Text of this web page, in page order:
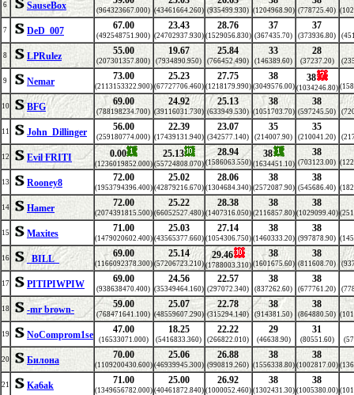
6 SauseBox (964323667.000) (43461664.260) (935499.930) (1204968.90) (778725.40)
7 DeD_007 67.00
(492548751.900)
23.43
(24702937.930)
28.76
(1529056.830)
37
(367435.70)
37
(373936.80)
8 LPRulez 55.00
(207301357.800)
19.67
(7934890.950)
25.84
(766452.490)
33
(146389.60)
28
(37237.20)
9 Nemar 73.00
(2113153322.900)
25.23
(67727706.460)
27.75
(1218179.990)
38
(3049576.00)
38
(1034246.80)
10 BFG 69.00
(788198234.700)
24.92
(39116031.730)
25.13
(633949.530)
38
(1051703.70)
38
(597245.50)
11 John_Dillinger 56.00
(259180774.000)
22.39
(17439131.940)
23.07
(342577.140)
35
(214007.90)
35
(210041.20)
12 Evil FRITI 0.00
(1236019852.000)
25.13
(55724808.070)
28.94
(1586063.550)
38
(1634451.10)
38
(703123.00)
13 Rooney8 72.00
(1953794396.400)
25.02
(42879216.670)
28.06
(1304684.340)
38
(2572087.90)
38
(545686.40)
14 Hamer 72.00
(2074391815.500)
25.22
(66052527.480)
28.38
(1407316.050)
38
(2116857.80)
38
(1029099.40)
15 Maxites 71.00
(1479020602.400)
25.03
(43565377.660)
27.14
(1054306.750)
38
(1460333.20)
38
(997878.90)
16 _BILL_ 69.00
(1166092378.300)
25.14
(57206723.210)
29.46
(1788003.310)
38
(1601675.60)
38
(811608.70)
17 PITIPIWPIW 69.00
(938638470.400)
24.56
(35349464.160)
22.57
(297072.340)
38
(837262.60)
38
(677761.20)
18 -mr brown- 59.00
(768471641.100)
25.07
(48559607.290)
22.78
(315294.140)
38
(914381.50)
38
(864880.50)
19 NoComprom1se 47.00
(16533071.000)
18.25
(5416833.360)
22.22
(266822.010)
29
(46638.90)
31
(80551.60)
20 Билона 70.00
(1109200430.600)
25.06
(46939945.300)
26.88
(990819.260)
38
(1556338.80)
38
(1002817.00)
21 Ka6ak 71.00
(1349656782.000)
25.00
(40461872.840)
26.92
(1000052.460)
38
(1302431.30)
38
(1005380.00)